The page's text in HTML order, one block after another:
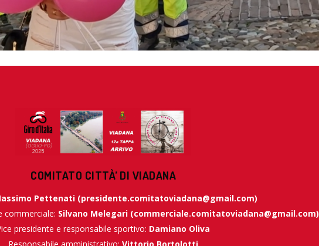
COMITATO CITTÀ’ DI VIADANA
Pettenati (presidente.comitatoviadana@gmail.com)
commerciale: Silvano Melegari (commerciale.comitatoviadana@gmail.com)
presidente e responsabile sportivo: Damiano Oliva